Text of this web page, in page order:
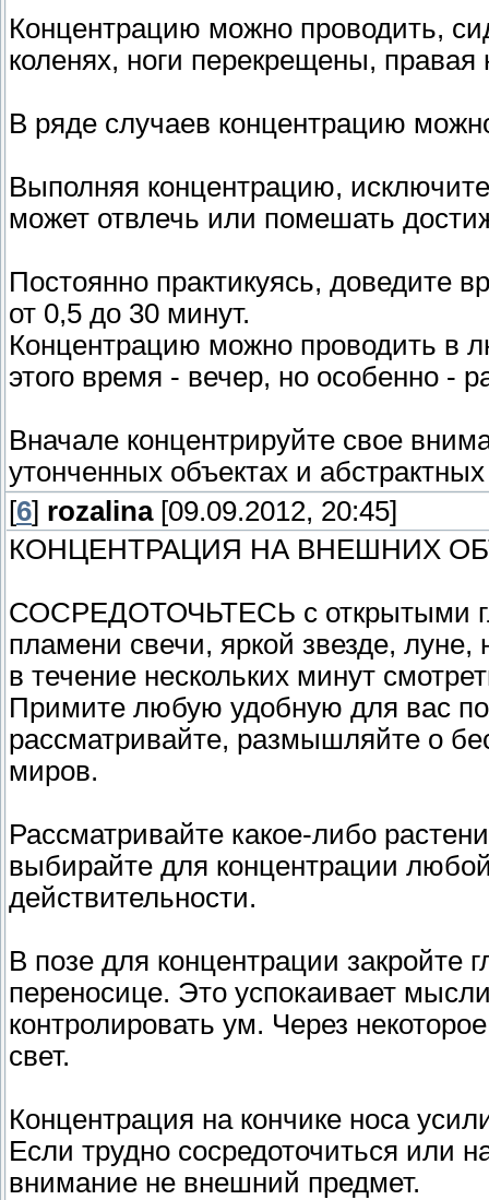
Концентрацию можно проводить,
коленях, ноги перекрещены,
В ряде случаев концентрацию
Выполняя концентрацию,
может отвлечь или помешать
Постоянно практикуясь, доведите
от 0,5 до 30 минут.
Концентрацию можно проводить в
этого время - вечер, но особенно -
Вначале концентрируйте свое
утонченных объектах и
[6] rozalina[09.09.2012, 20:45]
КОНЦЕНТРАЦИЯ НА ВНЕШНИХ
СОСРЕДОТОЧЬТЕСЬ с открытыми
пламени свечи, яркой звезде, луне,
в течение нескольких минут
Примите любую удобную для вас
рассматривайте, размышляйте о
миров.
Рассматривайте какое-либо
выбирайте для концентрации
действительности.
В позе для концентрации закройте
переносице. Это успокаивает
контролировать ум. Через
свет.
Концентрация на кончике носа
Если трудно сосредоточиться или
внимание не внешний предмет.